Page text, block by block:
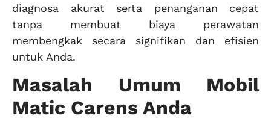
diagnosa akurat serta penanganan cepat
tanpa membuat biaya perawatan
membengkak secara signifikan dan efisien
untuk Anda.
Masalah Umum Mobil
Matic Carens Anda